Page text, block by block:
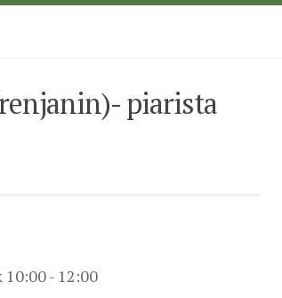
piarista
- 12:00